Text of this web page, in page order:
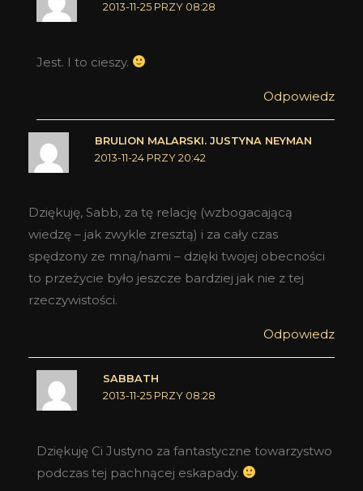
2013-11-25 PRZY 08:28
Jest. I to cieszy.
Odpowiedz
BRULION MALARSKI. JUSTYNA NEYMAN
2013-11-24 PRZY 20:42
Dziękuję, Sabb, za tę relację (wzbogacającą
wiedzę – jak zwykle zresztą) i za cały czas
spędzony ze mną/nami – dzięki twojej obecności
to przeżycie było jeszcze bardziej jak nie z tej
rzeczywistości.
Odpowiedz
SABBATH
2013-11-25 PRZY 08:28
Dziękuję Ci Justyno za fantastyczne towarzystwo
podczas tej pachnącej eskapady.